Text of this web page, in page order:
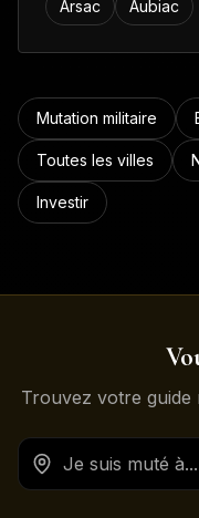
Arsac
Aubiac
Mutation militaire
Toutes les villes
Investir
Trouvez votre guide